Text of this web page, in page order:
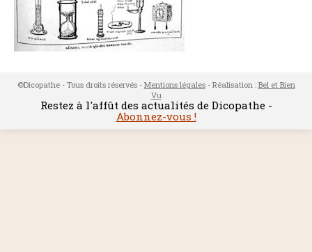
©Dicopathe - Tous droits réservés - Mentions légales- Réalisation : Bel et Bien
Vu
Restez à l'affût des actualités de Dicopathe -
Abonnez-vous !